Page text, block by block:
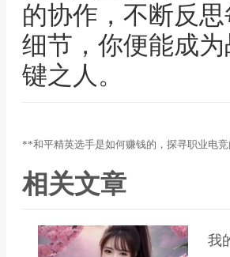
的协作，不断反
细节，你便能成
键之人。
**和平精英选手是如何赚钱的，探寻职业电
相关文章
我